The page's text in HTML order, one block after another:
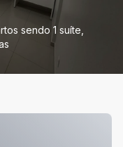
sendo 1 suíte,